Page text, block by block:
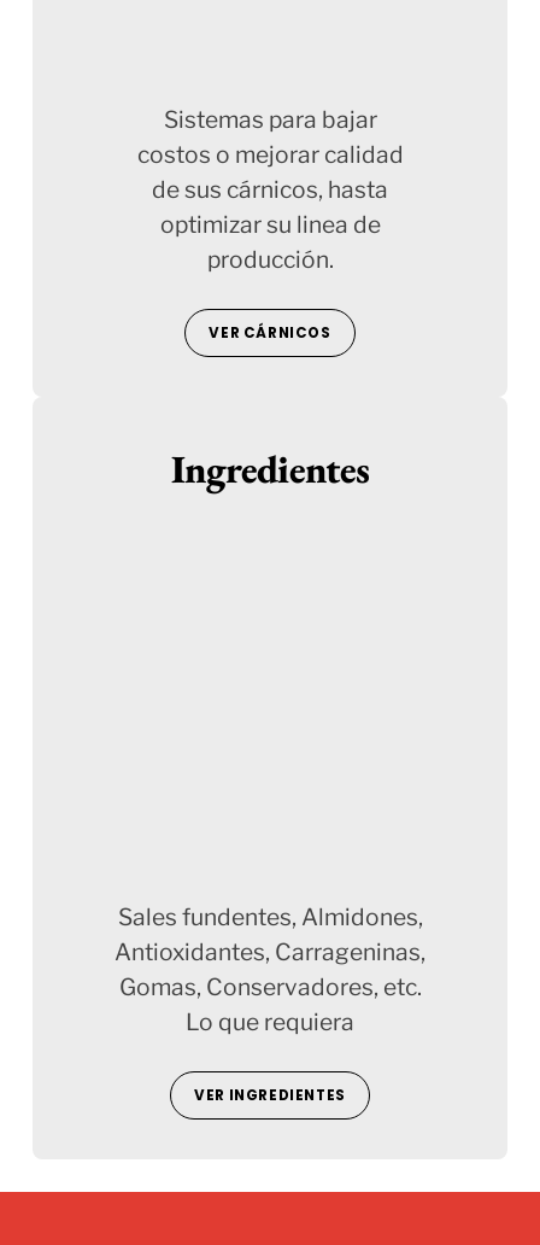
Sistemas para bajar
costos o mejorar calidad
de sus cárnicos, hasta
optimizar su linea de
producción.
VER CÁRNICOS
Ingredientes
Sales fundentes, Almidones,
Antioxidantes, Carrageninas,
Gomas, Conservadores, etc.
Lo que requiera
VER INGREDIENTES